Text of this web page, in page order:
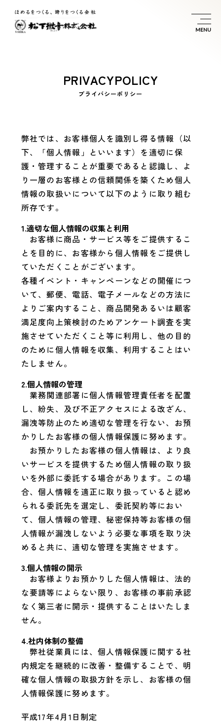
PRIVACYPOLICY
プラ イバシーポ リ シー
弊社では、お客様個人を識別し得る情報（以
下、「個人情報」といいます）を適切に保
護・管理することが重要であると認識し、よ
り一層のお客様との信頼関係を築くため個人
情報の取扱いについて以下のように取り組む
所存です。
1.適切な個人情報の収集と利用
お客様に商品・サービス等をご提供するこ
とを目的に、お客様から個人情報をご提供し
ていただくことがございます。
各種イベント・キャンペーンなどの開催につ
いて、郵便、電話、電子メールなどの方法に
よりご案内すること、商品開発あるいは顧客
満足度向上策検討のためアンケート調査を実
施させていただくこと等に利用し、他の目的
のために個人情報を収集、利用することはい
たしません。
2.個人情報の管理
業務関連部署に個人情報管理責任者を配置
し、紛失、及び不正アクセスによる改ざん、
漏洩等防止のため適切な管理を行ない、お預
かりしたお客様の個人情報保護に努めます。
お預かりしたお客様の個人情報は、より良
いサービスを提供するため個人情報の取り扱
いを外部に委託する場合があります。この場
合、個人情報を適正に取り扱っていると認め
られる委託先を選定し、委託契約等におい
て、個人情報の管理、秘密保持等お客様の個
人情報が漏洩しないよう必要な事項を取り決
めると共に、適切な管理を実施させます。
3.個人情報の開示
お客様よりお預かりした個人情報は、法的
な要請等によらない限り、お客様の事前承認
なく第三者に開示・提供することはいたしま
せん。
4.社内体制の整備
弊社従業員には、個人情報保護に関する社
内規定を継続的に改善・整備することで、明
確な個人情報の取扱方針を示し、お客様の個
人情報保護に努めます。
平成17年4月1日制定